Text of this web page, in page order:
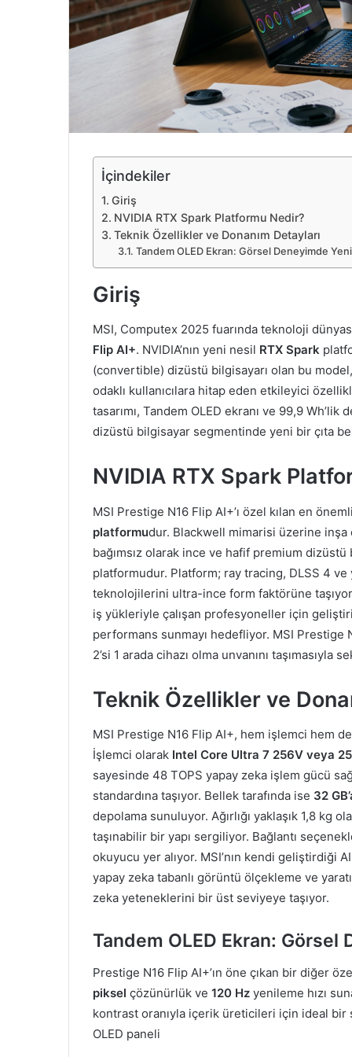
İçindekiler
Giriş
NVIDIA RTX Spark Platformu Nedir?
Teknik Özellikler ve Donanım Detayları
Tandem OLED Ekran: Görsel Deneyimde
Giriş
MSI, Computex 2025 fuarında teknoloji
Flip AI+. NVIDIA’nın yeni nesil RTX Spark
(convertible) dizüstü bilgisayarı olan bu
odaklı kullanıcılara hitap eden etkileyici
tasarımı, Tandem OLED ekranı ve 99,9
dizüstü bilgisayar segmentinde yeni bir çıta
NVIDIA RTX Spark
MSI Prestige N16 Flip AI+’ı özel kılan en
platformudur. Blackwell mimarisi üzerine inşa
bağımsız olarak ince ve hafif premium
platformudur. Platform; ray tracing, DLSS 4 ve
teknolojilerini ultra-ince form faktörüne
iş yükleriyle çalışan profesyoneller için
performans sunmayı hedefliyor. MSI Prestige
2’si 1 arada cihazı olma unvanını
Teknik Özellikler ve
MSI Prestige N16 Flip AI+, hem işlemci hem
İşlemci olarak Intel Core Ultra 7 256V veya
sayesinde 48 TOPS yapay zeka işlem gücü
standardına taşıyor. Bellek tarafında ise 32
depolama sunuluyor. Ağırlığı yaklaşık 1,8
taşınabilir bir yapı sergiliyor. Bağlantı
okuyucu yer alıyor. MSI’nın kendi geliştirdiği
yapay zeka tabanlı görüntü ölçekleme ve
zeka yeteneklerini bir üst seviyeye taşıyor.
Tandem OLED Ekran: Görsel
Prestige N16 Flip AI+’ın öne çıkan bir diğer
piksel çözünürlük ve 120 Hz yenileme hızı
kontrast oranıyla içerik üreticileri için ideal
OLED paneli